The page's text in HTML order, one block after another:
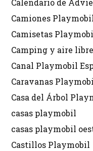
Calendario de
Camiones
Camisetas
Camping y aire libre
Canal Playmobil
Caravanas
Casa del Árbol
casas playmobil
casas playmobil
Castillos Playmobil